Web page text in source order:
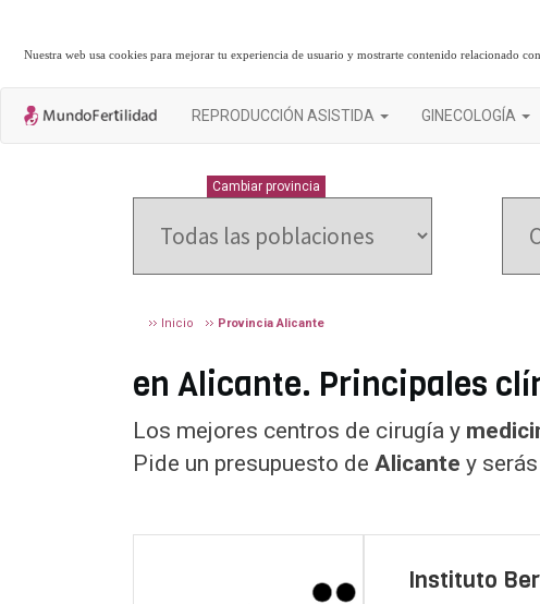
Nuestra web usa cookies para mejorar tu experiencia de usuario y mostrarte contenido relacionado
REPRODUCCIÓN ASISTIDA GINECOLOGÍA
Cambiar provincia
Inicio Provincia Alicante
en Alicante. Principales
Los mejores centros de cirugía y
Pide un presupuesto de Alicante y
Instituto